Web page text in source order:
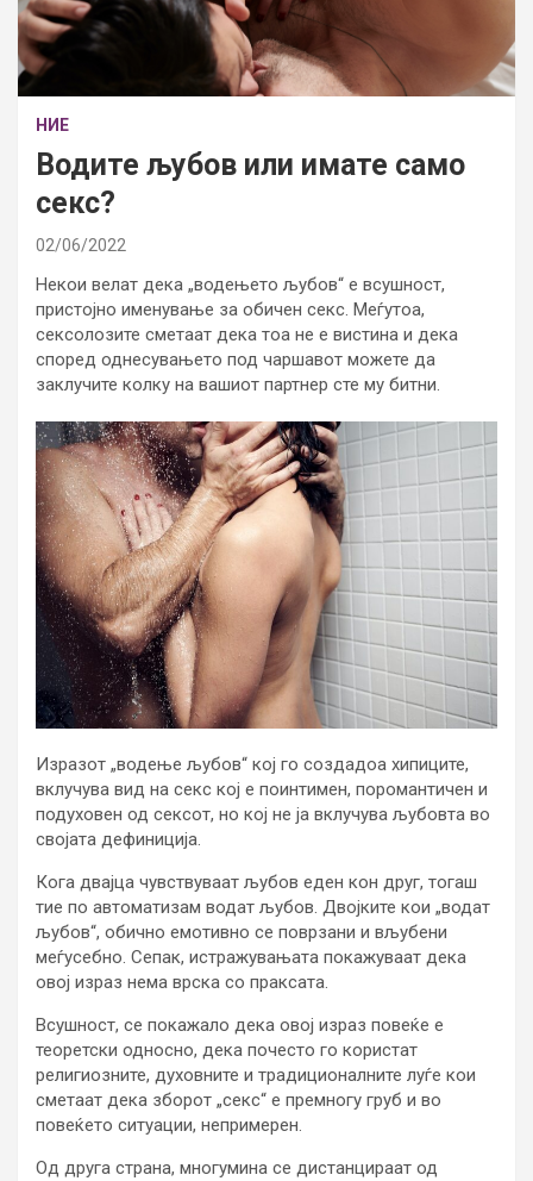
НИЕ
Водите љубов или имате само
секс?
02/06/2022
Некои велат дека „водењето љубов“ е всушност,
пристојно именување за обичен секс. Меѓутоа,
сексолозите сметаат дека тоа не е вистина и дека
според однесувањето под чаршавот можете да
заклучите колку на вашиот партнер сте му битни.
Изразот „водење љубов“ кој го создадоа хипиците,
вклучува вид на секс кој е поинтимен, поромантичен и
подуховен од сексот, но кој не ја вклучува љубовта во
својата дефиниција.
Кога двајца чувствуваат љубов еден кон друг, тогаш
тие по автоматизам водат љубов. Двојките кои „водат
љубов“, обично емотивно се поврзани и вљубени
меѓусебно. Сепак, истражувањата покажуваат дека
овој израз нема врска со праксата.
Всушност, се покажало дека овој израз повеќе е
теоретски односно, дека почесто го користат
религиозните, духовните и традиционалните луѓе кои
сметаат дека зборот „секс“ е премногу груб и во
повеќето ситуации, непримерен.
Од друга страна, многумина се дистанцираат од